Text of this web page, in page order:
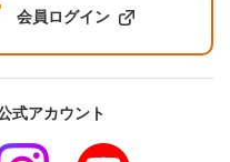
会員ログイン
式アカウント